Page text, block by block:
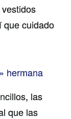
que cuidado
las
que las